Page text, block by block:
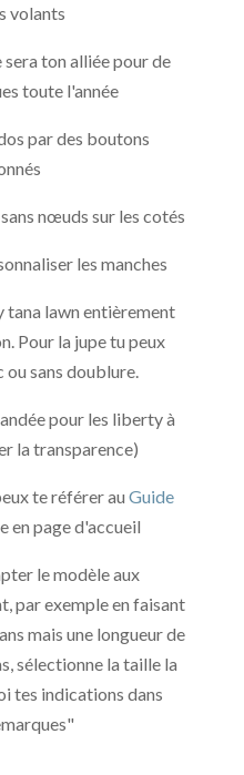
volants
ton alliée pour de
toute l'année
par des boutons
nœuds sur les cotés
les manches
tana lawn entièrement
Pour la jupe tu peux
sans doublure.
pour les liberty à
la transparence)
te référer au Guide
en page d'accueil
le modèle aux
par exemple en faisant
mais une longueur de
sélectionne la taille la
tes indications dans